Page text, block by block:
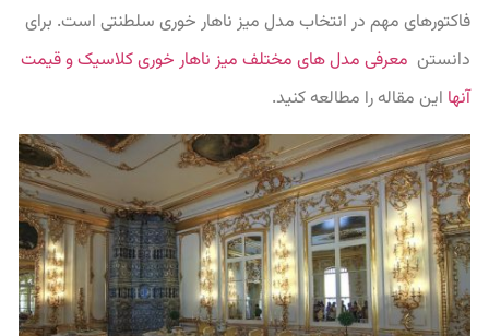
فاکتورهای مهم در انتخاب مدل میز ناهار خوری سلطنتی است. برای
دانستن معرفی مدل های مختلف میز ناهار خوری کلاسیک و قیمت
آنها این مقاله را مطالعه کنید.